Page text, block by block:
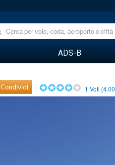
ADS-B
Condividi 1 Voti (4.00